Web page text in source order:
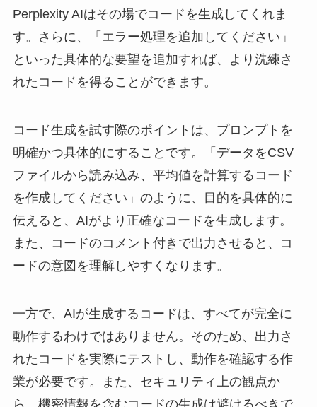
Perplexity AIはその場でコードを生成してくれま
す。さらに、「エラー処理を追加してください」
といった具体的な要望を追加すれば、より洗練さ
れたコードを得ることができます。
コード生成を試す際のポイントは、プロンプトを
明確かつ具体的にすることです。「データをCSV
ファイルから読み込み、平均値を計算するコード
を作成してください」のように、目的を具体的に
伝えると、AIがより正確なコードを生成します。
また、コードのコメント付きで出力させると、コ
ードの意図を理解しやすくなります。
一方で、AIが生成するコードは、すべてが完全に
動作するわけではありません。そのため、出力さ
れたコードを実際にテストし、動作を確認する作
業が必要です。また、セキュリティ上の観点か
ら、機密情報を含むコードの生成は避けるべきで